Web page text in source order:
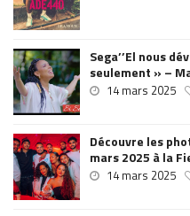
Sega’’El nous
seulement » –
14 mars 2025
Découvre les
mars 2025 à la
14 mars 2025